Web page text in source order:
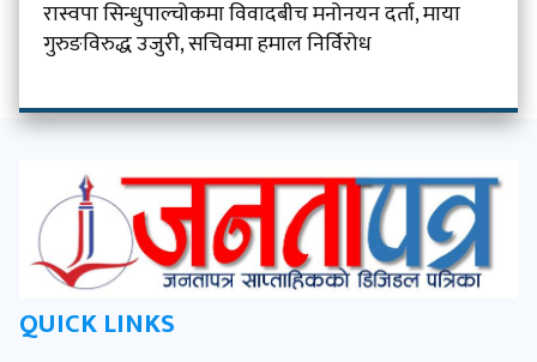
रास्वपा सिन्धुपाल्चोकमा विवादबीच मनोनयन दर्ता, माया
गुरुङविरुद्ध उजुरी, सचिवमा हमाल निर्विरोध
QUICK LINKS